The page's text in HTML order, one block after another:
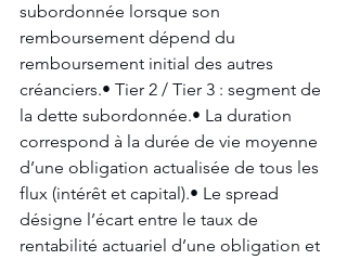
subordonnée lorsque son
remboursement dépend du
remboursement initial des autres
créanciers.• Tier 2 / Tier 3 : segment de
la dette subordonnée.• La duration
correspond à la durée de vie moyenne
d’une obligation actualisée de tous les
flux (intérêt et capital).• Le spread
désigne l’écart entre le taux de
rentabilité actuariel d’une obligation et